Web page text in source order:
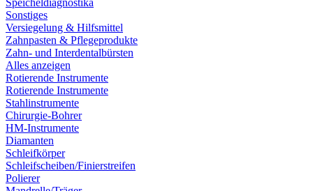
Speicheldiagnostika
Sonstiges
Versiegelung & Hilfsmittel
Zahnpasten & Pflegeprodukte
Zahn- und Interdentalbürsten
Alles anzeigen
Rotierende Instrumente
Rotierende Instrumente
Stahlinstrumente
Chirurgie-Bohrer
HM-Instrumente
Diamanten
Schleifkörper
Schleifscheiben/Finierstreifen
Polierer